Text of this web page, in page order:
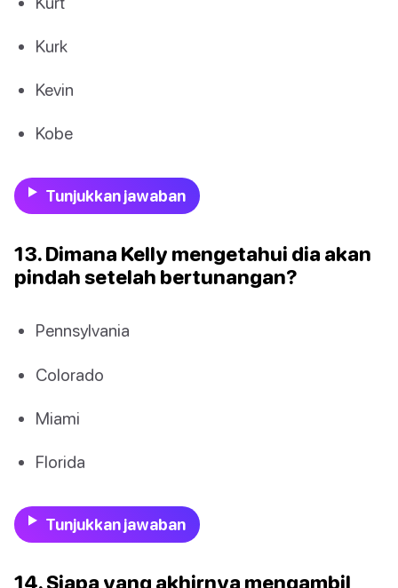
Kurk
Kevin
Kobe
Tunjukkan jawaban
13. Dimana Kelly mengetahui dia akan
pindah setelah bertunangan?
Pennsylvania
Colorado
Miami
Florida
Tunjukkan jawaban
14. Siapa yang akhirnya mengambil